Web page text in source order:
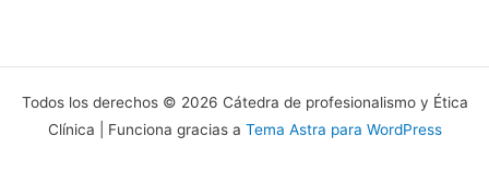
Todos los derechos © 2026 Cátedra de profesionalismo y Ética
Clínica | Funciona gracias a Tema Astra para WordPress